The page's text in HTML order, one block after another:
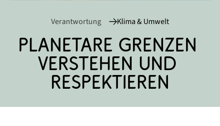
Verantwortung Klima & Umwelt
Planetare Grenzen
verstehen und
respektieren